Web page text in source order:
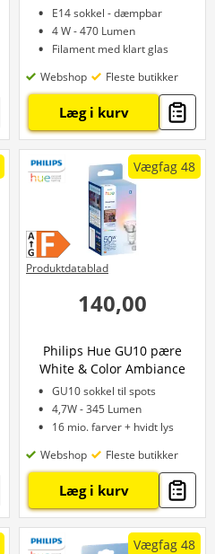
E14 sokkel - dæmpbar
4 W - 470 Lumen
Filament med klart glas
Webshop
Fleste butikker
Læg i kurv
Vægfag 48
140,00
Philips Hue GU10 pære
White & Color Ambiance
4,7W
GU10 sokkel til spots
4,7W - 345 Lumen
16 mio. farver + hvidt lys
Produktdatablad
Webshop Fleste butikker
Læg i kurv
Vægfag 48